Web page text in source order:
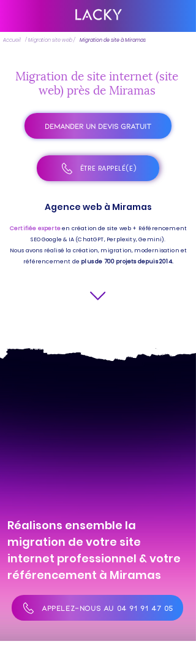
Accueil / Migration site web / Migration de site à Miramas
Migration de site internet (site
web) près de Miramas
DEMANDER UN DEVIS GRATUIT
ÊTRE RAPPELÉ(E)
Agence web à Miramas
Certifiée experteen création de site web + Référencement
SEO Google & IA (ChatGPT, Perplexity, Gemini).
Nous avons réalisé la création, migration, modernisation et
référencement de plus de 700 projets depuis 2014.
Réalisons ensemble la
migration de votre site
internet professionnel & votre
référencement à Miramas
APPELEZ-NOUS AU 04 91 91 47 05